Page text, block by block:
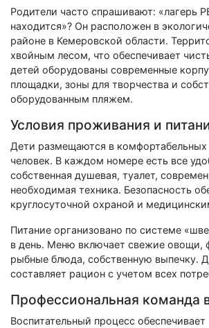
Родители часто спрашивают: «лагерь
находится»? Он расположен в
районе в Кемеровской области.
хвойным лесом, что обеспечивает
детей оборудованы современные
площадки, зоны для творчества и
оборудованным пляжем.
Условия проживания и
Дети размещаются в
человек. В каждом номере есть все
собственная душевая, туалет,
необходимая техника. Безопасность
круглосуточной охраной и
Питание организовано по системе
в день. Меню включает свежие овощи,
рыбные блюда, собственную выпечку.
составляет рацион с учетом всех
Профессиональная команда
Воспитательный процесс обеспечивает